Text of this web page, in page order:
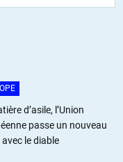
d’asile, l’Union
passe un nouveau
le diable